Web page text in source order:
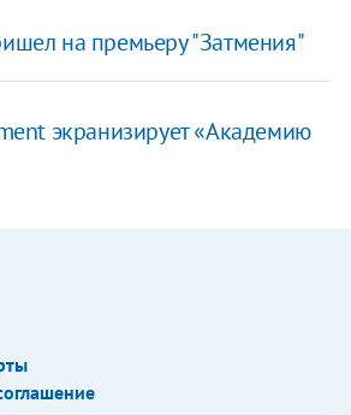
на премьеру "Затмения"
экранизирует «Академию